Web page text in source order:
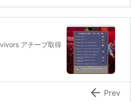
アチーブ取得
 Prev